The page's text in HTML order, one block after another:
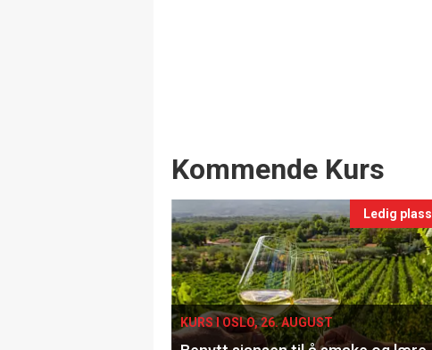
Events
Kommende Kurs
Ledig plass
KURS I OSLO, 26. AUGUST